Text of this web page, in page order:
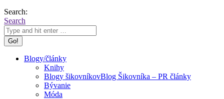
Search:
Search
Blogy/články
Knihy
Blogy šikovníkovBlog Šikovníka – PR články
Bývanie
Móda